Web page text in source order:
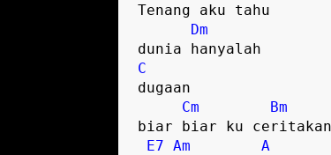
Tenang aku tahu
Dm
C
dugaan
Cm
Bm
biar biar ku ceritakan
E7 Am
A